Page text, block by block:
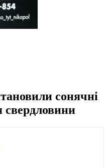
сонячні
свердловини